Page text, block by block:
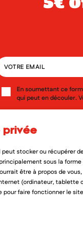
En soumettant ce
qui peut en découler.
Oui, je veux
privée
stocker ou récupérer
sous la forme
être à propos de
(ordinateur, tablette
pour faire fonctionner le site